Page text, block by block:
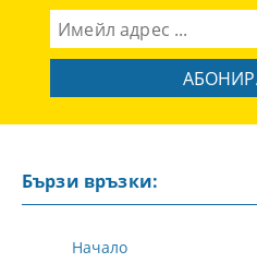
Бързи връзки:
Начало